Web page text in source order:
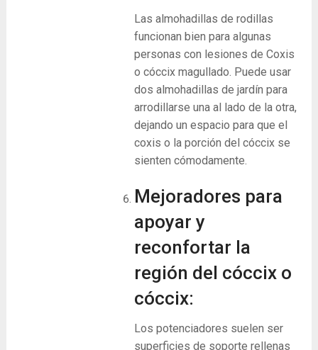
Las almohadillas de rodillas
funcionan bien para algunas
personas con lesiones de Coxis
o cóccix magullado. Puede usar
dos almohadillas de jardín para
arrodillarse una al lado de la otra,
dejando un espacio para que el
coxis o la porción del cóccix se
sienten cómodamente.
Mejoradores para
apoyar y
reconfortar la
región del cóccix o
cóccix:
Los potenciadores suelen ser
superficies de soporte rellenas